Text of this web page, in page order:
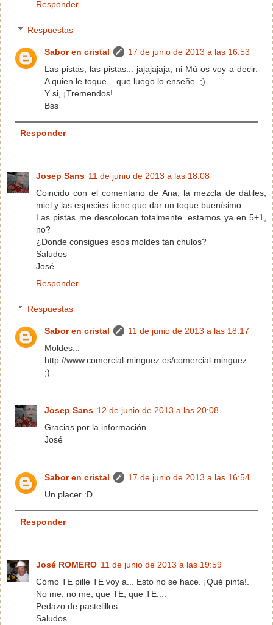
Responder
Respuestas
Sabor en cristal
17 de junio de 2013 a las 16:53
Las pistas, las pistas... jajajajaja, ni Mú os voy a decir.
A quien le toque... que luego lo enseñe. ;)
Y si, ¡Tremendos!.
Bss
Responder
Josep Sans 11 de junio de 2013 a las 18:08
Coincido con el comentario de Ana, la mezcla de dátiles,
miel y las especies tiene que dar un toque buenísimo.
Las pistas me descolocan totalmente. estamos ya en 5+1,
no?
¿Donde consigues esos moldes tan chulos?
Saludos
José
Responder
Respuestas
Sabor en cristal
11 de junio de 2013 a las 18:17
Moldes...
http://www.comercial-minguez.es/comercial-minguez
;)
Josep Sans 12 de junio de 2013 a las 20:08
Gracias por la información
José
Sabor en cristal
17 de junio de 2013 a las 16:54
Un placer :D
Responder
José ROMERO 11 de junio de 2013 a las 19:59
Cómo TE pille TE voy a... Esto no se hace. ¡Qué pinta!.
No me, no me, que TE, que TE....
Pedazo de pastelillos.
Saludos.